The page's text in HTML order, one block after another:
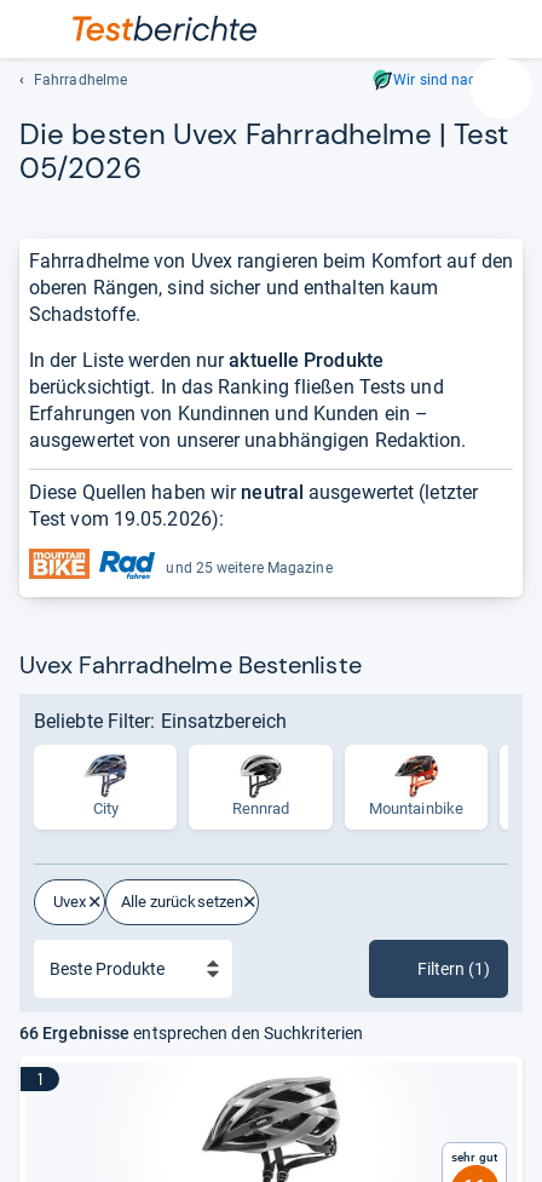
Geben
ein.
den
Fahrradhelme Wir sind nachhaltig
Die bes­ten Uvex Fahr­rad­helme | Test
05/2026
Fahrradhelme von Uvex rangieren beim Komfort auf den
oberen Rängen, sind sicher und enthalten kaum
Schadstoffe.
In der Liste werden nuraktuelle Produkte
berücksichtigt. In das Ranking fließen Tests und
Erfahrungen von Kundinnen und Kunden ein –
ausgewertet von unserer unabhängigen Redaktion.
Diese Quellen haben wir neutral ausgewertet (letzter
Test vom 19.05.2026):
und 25 weitere Magazine
Uvex Fahrradhelme Bestenliste
Beliebte Filter: Einsatzbereich
City Rennrad Moun­tain­bike
Uvex Alle zurücksetzen
Filtern (1)
66 Ergebnisse entsprechen den Suchkriterien
1
Sehr gut